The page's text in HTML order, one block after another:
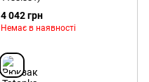
4 042 грн
Немає в наявності